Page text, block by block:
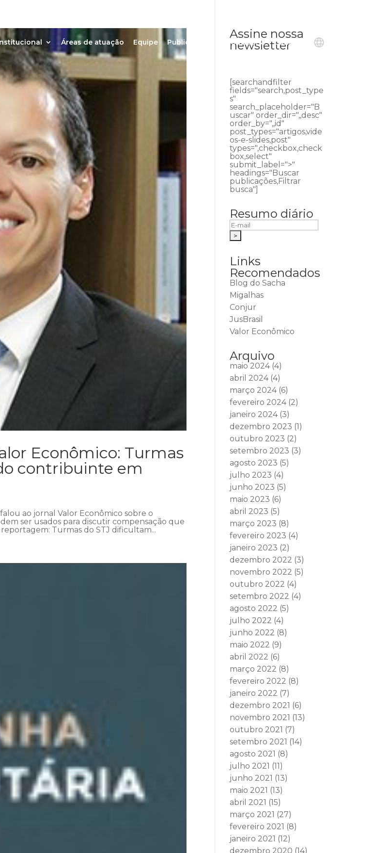
Áreas de atuação Equipe Publicações Ouvidoria Contato
Econômico: Turmas
contribuinte em
ao jornal Valor Econômico sobre o
ser usados para discutir compensação que
Turmas do STJ dificultam...
Assine nossa
newsletter
[searchandfilter
fields="search,post_type
s"
search_placeholder="B
uscar" order_dir=",,desc"
order_by=",,id"
post_types="artigos,vide
os-e-slides,post"
types=",checkbox,check
box,select"
submit_label=">"
headings="Buscar
publicações,Filtrar
busca"]
Resumo diário
Links
Recomendados
Blog do Sacha
Migalhas
Conjur
JusBrasil
Valor Econômico
Arquivo
maio 2024(4)
abril 2024(4)
março 2024(6)
fevereiro 2024(2)
janeiro 2024(3)
dezembro 2023 (1)
outubro 2023 (2)
setembro 2023 (3)
agosto 2023 (5)
julho 2023 (4)
junho 2023 (5)
maio 2023 (6)
abril 2023 (5)
março 2023 (8)
fevereiro 2023 (4)
janeiro 2023 (2)
dezembro 2022 (3)
novembro 2022 (5)
outubro 2022 (4)
setembro 2022 (4)
agosto 2022 (5)
julho 2022 (4)
junho 2022 (8)
maio 2022 (9)
abril 2022 (6)
março 2022 (8)
fevereiro 2022 (8)
janeiro 2022 (7)
dezembro 2021 (6)
novembro 2021 (13)
outubro 2021 (7)
setembro 2021 (14)
agosto 2021 (8)
julho 2021 (11)
junho 2021 (13)
maio 2021 (13)
abril 2021 (15)
março 2021 (27)
fevereiro 2021 (8)
janeiro 2021 (12)
dezembro 2020 (14)